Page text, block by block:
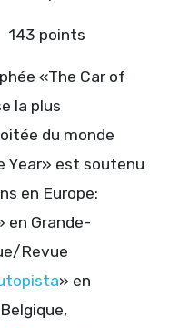
points
«The Car of
la plus
du monde
Year» est soutenu
en Europe:
en Grande-
Revue
» en